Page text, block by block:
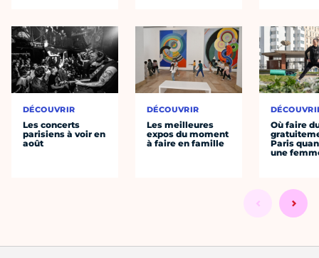
DÉCOUVRIR
Les concerts
parisiens à voir en
août
DÉCOUVRIR
Les meilleures
expos du moment
à faire en famille
Où faire
Paris
une